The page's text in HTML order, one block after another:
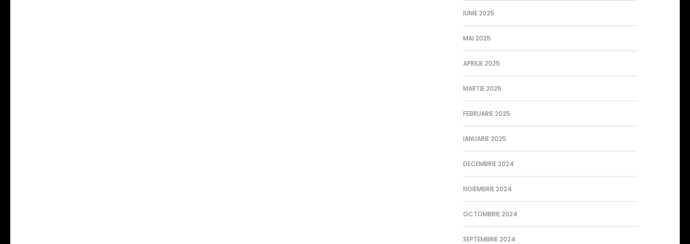
IUNIE 2025
MAI 2025
APRILIE 2025
MARTIE 2025
FEBRUARIE 2025
IANUARIE 2025
DECEMBRIE 2024
NOIEMBRIE 2024
OCTOMBRIE 2024
SEPTEMBRIE 2024